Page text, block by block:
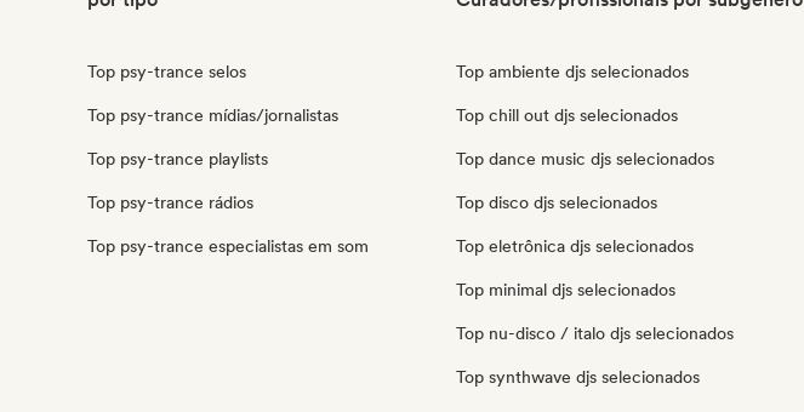
Top psy-trance selos
Top psy-trance mídias/jornalistas
Top psy-trance playlists
Top psy-trance rádios
Top psy-trance especialistas em som
Top ambiente djs selecionados
Top chill out djs selecionados
Top dance music djs selecionados
Top disco djs selecionados
Top eletrônica djs selecionados
Top minimal djs selecionados
Top nu-disco / italo djs selecionados
Top synthwave djs selecionados